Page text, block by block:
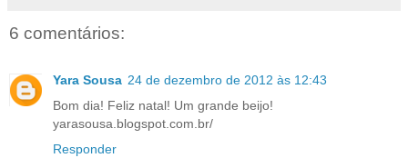
6 comentários:
Yara Sousa 24 de dezembro de 2012 às 12:43
Bom dia! Feliz natal! Um grande beijo!
yarasousa.blogspot.com.br/
Responder